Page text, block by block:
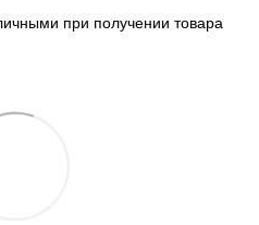
получении товара